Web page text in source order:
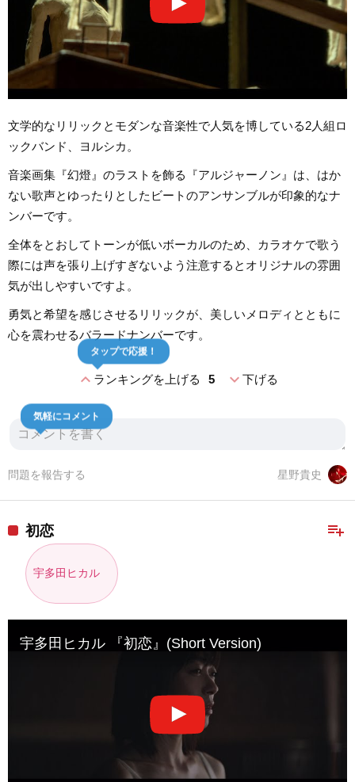
文学的なリリックとモダンな音楽性で人気を博している2人組ロ
ックバンド、ヨルシカ。
音楽画集『幻燈』のラストを飾る『アルジャーノン』は、はか
ない歌声とゆったりとしたビートのアンサンブルが印象的なナ
ンバーです。
全体をとおしてトーンが低いボーカルのため、カラオケで歌う
際には声を張り上げすぎないよう注意するとオリジナルの雰囲
気が出しやすいですよ。
勇気と希望を感じさせるリリックが、美しいメロディとともに
心を震わせるバラードナンバーです。
expand_lessランキングを上げる 5
タップで応援！
expand_more下げる
気軽にコメント
星野貴史
問題を報告する
playlist_add
初恋
宇多田ヒカル
宇多田ヒカル 『初恋』(Short Version)